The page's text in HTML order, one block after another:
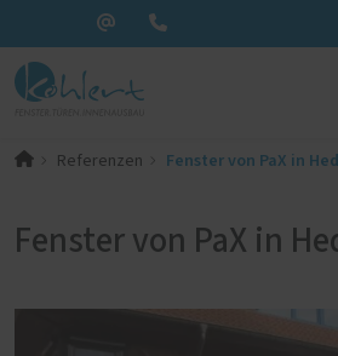
Referenzen Fenster von PaX in
Fenster von PaX in